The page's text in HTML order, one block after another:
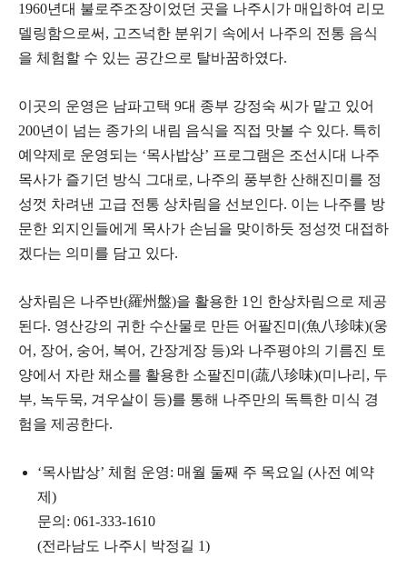
1960년대 불로주조장이었던 곳을 나주시가 매입하여 리모
델링함으로써, 고즈넉한 분위기 속에서 나주의 전통 음식
을 체험할 수 있는 공간으로 탈바꿈하였다.
이곳의 운영은 남파고택 9대 종부 강정숙 씨가 맡고 있어
200년이 넘는 종가의 내림 음식을 직접 맛볼 수 있다. 특히
예약제로 운영되는 ‘목사밥상’ 프로그램은 조선시대 나주
목사가 즐기던 방식 그대로, 나주의 풍부한 산해진미를 정
성껏 차려낸 고급 전통 상차림을 선보인다. 이는 나주를 방
문한 외지인들에게 목사가 손님을 맞이하듯 정성껏 대접하
겠다는 의미를 담고 있다.
상차림은 나주반(羅州盤)을 활용한 1인 한상차림으로 제공
된다. 영산강의 귀한 수산물로 만든 어팔진미(魚八珍味)(웅
어, 장어, 숭어, 복어, 간장게장 등)와 나주평야의 기름진 토
양에서 자란 채소를 활용한 소팔진미(蔬八珍味)(미나리, 두
부, 녹두묵, 겨우살이 등)를 통해 나주만의 독특한 미식 경
험을 제공한다.
‘목사밥상’ 체험 운영: 매월 둘째 주 목요일 (사전 예약
제)
문의: 061-333-1610
(전라남도 나주시 박정길 1)